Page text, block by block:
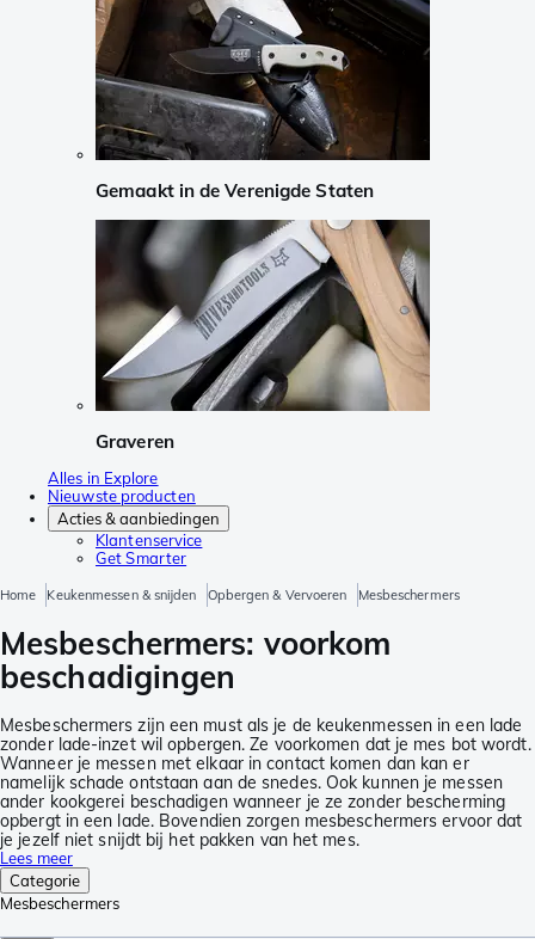
Gemaakt in de Verenigde Staten
Graveren
Alles in Explore
Nieuwste producten
Acties & aanbiedingen
Klantenservice
Get Smarter
Home Keukenmessen & snijden Opbergen & Vervoeren Mesbeschermers
Mesbeschermers: voorkom
beschadigingen
Mesbeschermers zijn een must als je de keukenmessen in een lade
zonder lade-inzet wil opbergen. Ze voorkomen dat je mes bot wordt.
Wanneer je messen met elkaar in contact komen dan kan er
namelijk schade ontstaan aan de snedes. Ook kunnen je messen
ander kookgerei beschadigen wanneer je ze zonder bescherming
opbergt in een lade. Bovendien zorgen mesbeschermers ervoor dat
je jezelf niet snijdt bij het pakken van het mes.
Lees meer
Categorie
Mesbeschermers